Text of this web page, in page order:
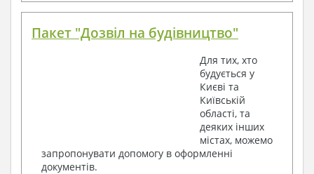
Пакет "Дозвіл на будівництво"
Для тих, хто
будується у
Києві та
Київській
області, та
деяких інших
містах, можемо
запропонувати допомогу в оформленні
документів.